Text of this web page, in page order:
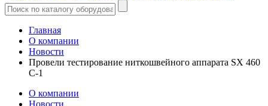
Главная
О компании
Новости
Провели тестирование ниткошвейного аппарата SX 460
С-1
О компании
Новости